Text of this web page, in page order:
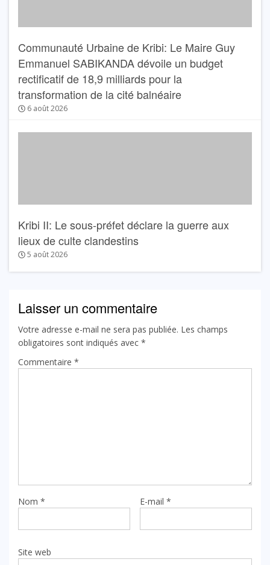
Communauté Urbaine de Kribi: Le Maire Guy
Emmanuel SABIKANDA dévoile un budget
rectificatif de 18,9 milliards pour la
transformation de la cité balnéaire
6 août 2026
Kribi II: Le sous-préfet déclare la guerre aux
lieux de culte clandestins
5 août 2026
Laisser un commentaire
Votre adresse e-mail ne sera pas publiée. Les champs
obligatoires sont indiqués avec *
Commentaire *
Nom * E-mail *
Site web